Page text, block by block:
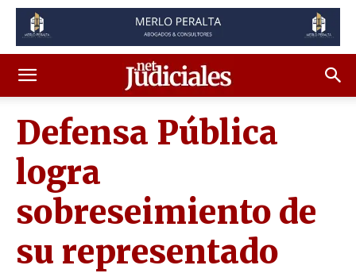
Defensa Pública
logra
sobreseimiento de
su representado